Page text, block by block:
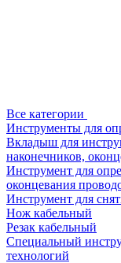
Все категории
Инструменты для
Вкладыш для
наконечников,
Инструмент для
оконцевания
Инструмент для
Нож кабельный
Резак кабельный
Специальный
технологий